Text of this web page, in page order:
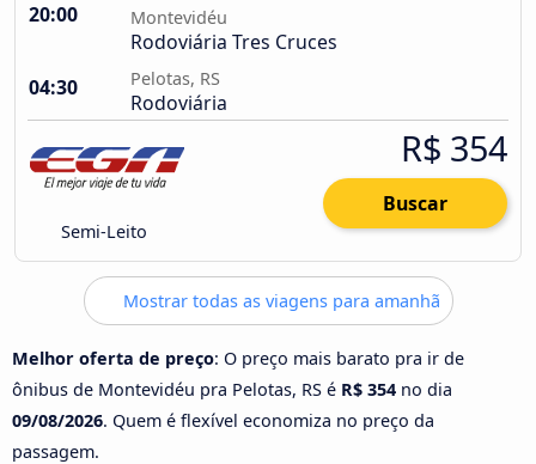
20:00 Montevidéu
Rodoviária Tres Cruces
04:30
Pelotas, RS
Rodoviária
Semi-Leito
R$ 354
Buscar
Mostrar todas as viagens para amanhã
Melhor oferta de preço: O preço mais barato pra ir de
ônibus de Montevidéu pra Pelotas, RS é R$ 354 no dia
09/08/2026. Quem é flexível economiza no preço da
passagem.